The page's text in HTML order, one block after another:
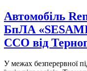
Автомобіль
БпЛА
ССО від
У межaх безперервної